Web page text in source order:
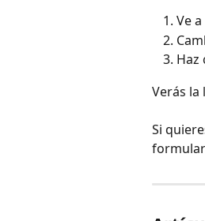
Ve a
Haz
Verás
Si